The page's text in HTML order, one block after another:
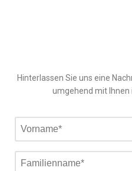
Hinterlassen Sie uns eine
umgehend mit Ihnen